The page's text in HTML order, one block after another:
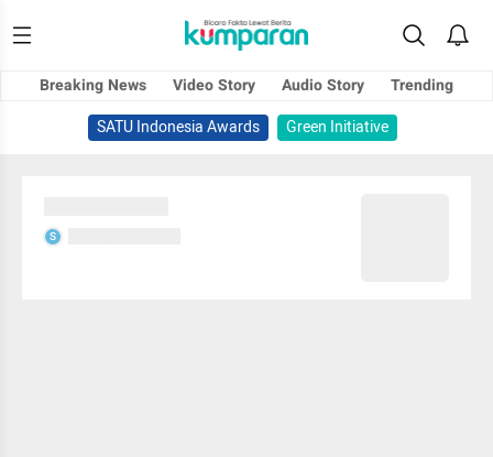
Breaking News Video Story Audio Story
Trending
SATU Indonesia Awards
Green Initiative
S